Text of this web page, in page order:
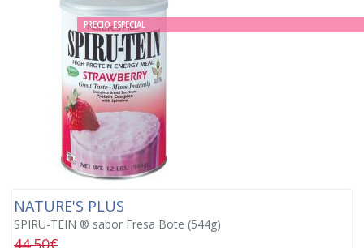
PRECIO ESPECIAL
NATURE'S PLUS
SPIRU-TEIN ® sabor Fresa Bote (544g)